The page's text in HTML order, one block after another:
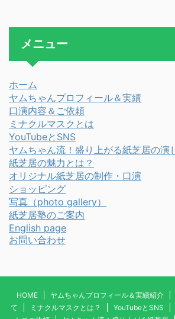
メニュー
ホーム
ヤムちゃんプロフィール＆実績
口演内容＆ご依頼
ミナクルマスクとは
YouTubeとSNS
ヤムちゃん流！盛り上がる紙芝居の演
紙芝居の魅力とは？
オリジナル紙芝居の制作・口演
ショッピング
写真 （photo gallery）
紙芝居塾のご案内
English page
お問い合わせ
HOME ヤムちゃんプロフィール＆実績紹介
て
ミナクルマスクとは？ YouTubeとSNS